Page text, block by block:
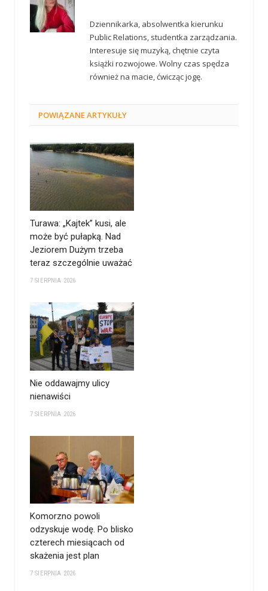
Dziennikarka, absolwentka kierunku
Public Relations, studentka zarządzania.
Interesuje się muzyką, chętnie czyta
książki rozwojowe. Wolny czas spędza
również na macie, ćwicząc jogę.
POWIĄZANEARTYKUŁY
Turawa: „Kajtek” kusi, ale
może być pułapką. Nad
Jeziorem Dużym trzeba
teraz szczególnie uważać
7 SIERPNIA 2026
Nie oddawajmy ulicy
nienawiści
7 SIERPNIA 2026
Komorzno powoli
odzyskuje wodę. Po blisko
czterech miesiącach od
skażenia jest plan
7 SIERPNIA 2026